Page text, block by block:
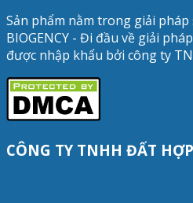
Sản phẩm nằm trong giải
BIOGENCY - Đi đầu về giải
được nhập khẩu bởi công ty
CÔNG TY TNHH ĐẤT HỢP